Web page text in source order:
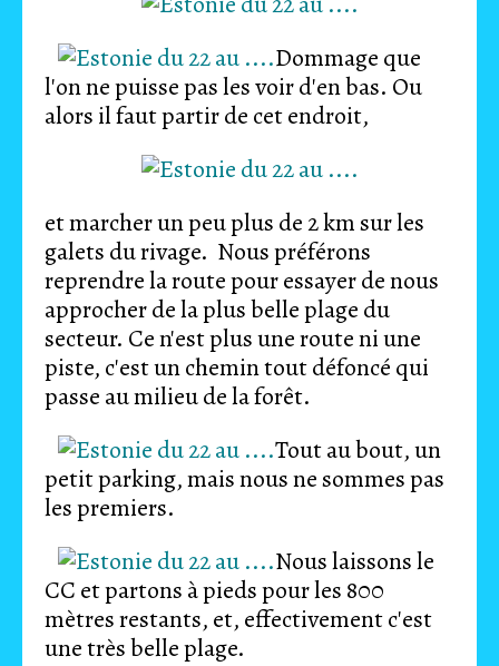
Dommage que
l'on ne puisse pas les voir d'en bas. Ou
alors il faut partir de cet endroit,
et marcher un peu plus de 2 km sur les
galets du rivage. Nous préférons
reprendre la route pour essayer de nous
approcher de la plus belle plage du
secteur. Ce n'est plus une route ni une
piste, c'est un chemin tout défoncé qui
passe au milieu de la forêt.
Tout au bout, un
petit parking, mais nous ne sommes pas
les premiers.
Nous laissons le
CC et partons à pieds pour les 800
mètres restants, et, effectivement c'est
une très belle plage.